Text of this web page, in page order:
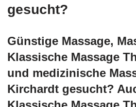
gesucht?
Günstige Massage,
Klassische Massage
und medizinische
Kirchardt gesucht?